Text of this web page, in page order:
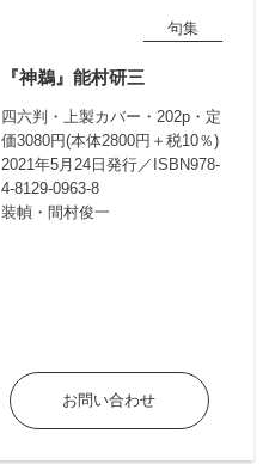
句集
『神鵜』能村研三
四六判・上製カバー・202p・定
価3080円(本体2800円＋税10％)
2021年5月24日発行／ISBN978-
4-8129-0963-8
装幀・間村俊一
お問い合わせ